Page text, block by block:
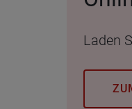
Laden